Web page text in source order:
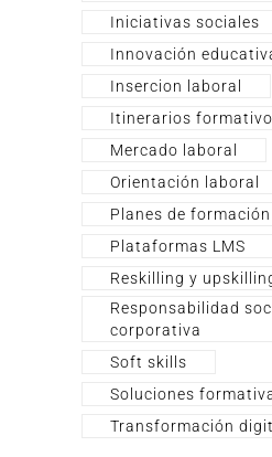
Iniciativas sociales
Innovación
Insercion laboral
Itinerarios
Mercado laboral
Orientación laboral
Planes de formación
Plataformas LMS
Reskilling y
Responsabilidad
corporativa
Soft skills
Soluciones
Transformación